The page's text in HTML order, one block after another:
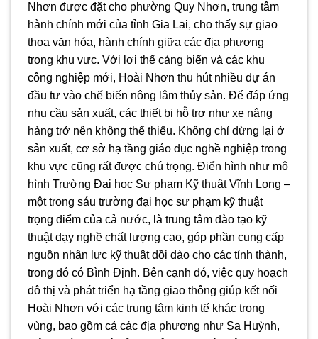
Nhơn được đặt cho phường Quy Nhơn, trung tâm
hành chính mới của tỉnh Gia Lai, cho thấy sự giao
thoa văn hóa, hành chính giữa các địa phương
trong khu vực. Với lợi thế cảng biển và các khu
công nghiệp mới, Hoài Nhơn thu hút nhiều dự án
đầu tư vào chế biến nông lâm thủy sản. Để đáp ứng
nhu cầu sản xuất, các thiết bị hỗ trợ như xe nâng
hàng trở nên không thể thiếu. Không chỉ dừng lại ở
sản xuất, cơ sở hạ tầng giáo dục nghề nghiệp trong
khu vực cũng rất được chú trọng. Điển hình như mô
hình Trường Đại học Sư phạm Kỹ thuật Vĩnh Long –
một trong sáu trường đại học sư phạm kỹ thuật
trọng điểm của cả nước, là trung tâm đào tạo kỹ
thuật dạy nghề chất lượng cao, góp phần cung cấp
nguồn nhân lực kỹ thuật dồi dào cho các tỉnh thành,
trong đó có Bình Định. Bên cạnh đó, việc quy hoạch
đô thị và phát triển hạ tầng giao thông giúp kết nối
Hoài Nhơn với các trung tâm kinh tế khác trong
vùng, bao gồm cả các địa phương như Sa Huỳnh,